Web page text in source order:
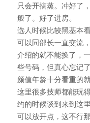
只会开搞蒸。冲好了
般了。好了进房。
选人时候比较黑基本
可以同部长一直交流
介绍的就不能换了，
些号码，但真心忘记
颜值年龄十分看重的
这里很多技师都能玩
约的时候谈到来到这
可以放开点，这不行